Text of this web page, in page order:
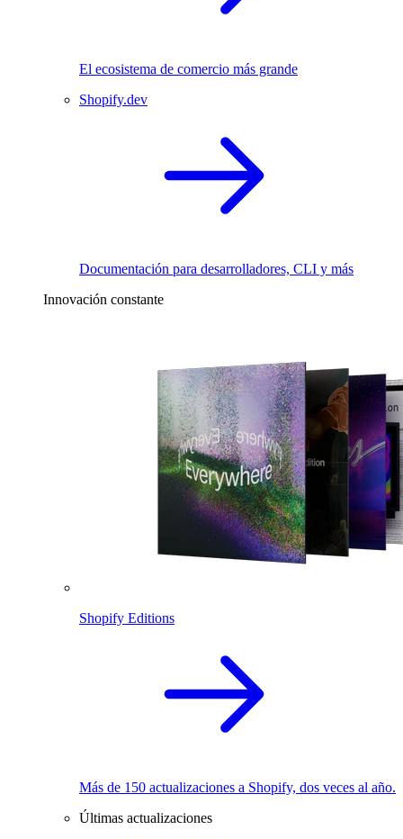
El ecosistema de comercio más grande
Shopify.dev
Documentación para desarrolladores, CLI y más
Innovación constante
Shopify Editions
Más de 150 actualizaciones a Shopify, dos veces al año.
Últimas actualizaciones